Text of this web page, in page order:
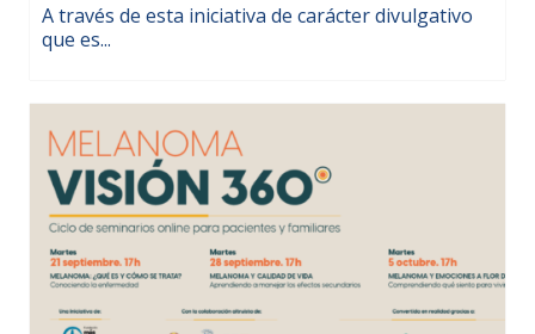
A través de esta iniciativa de carácter divulgativo
que es...